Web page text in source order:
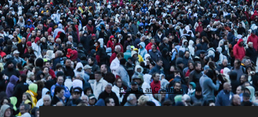
Publish at Calameo